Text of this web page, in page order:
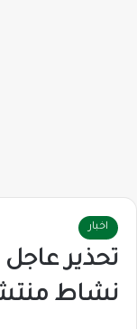
اخبار
تحذير
نشاط